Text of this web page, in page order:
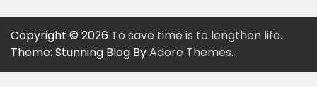
Copyright © 2026 To save time is to lengthen life.
Theme: Stunning Blog ByAdore Themes.